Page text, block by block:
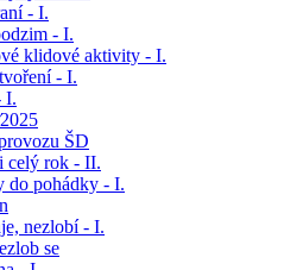
- I.
- I.
klidové aktivity - I.
- I.
I.
ŠD
celý rok - II.
do pohádky - I.
nezlobí - I.
se